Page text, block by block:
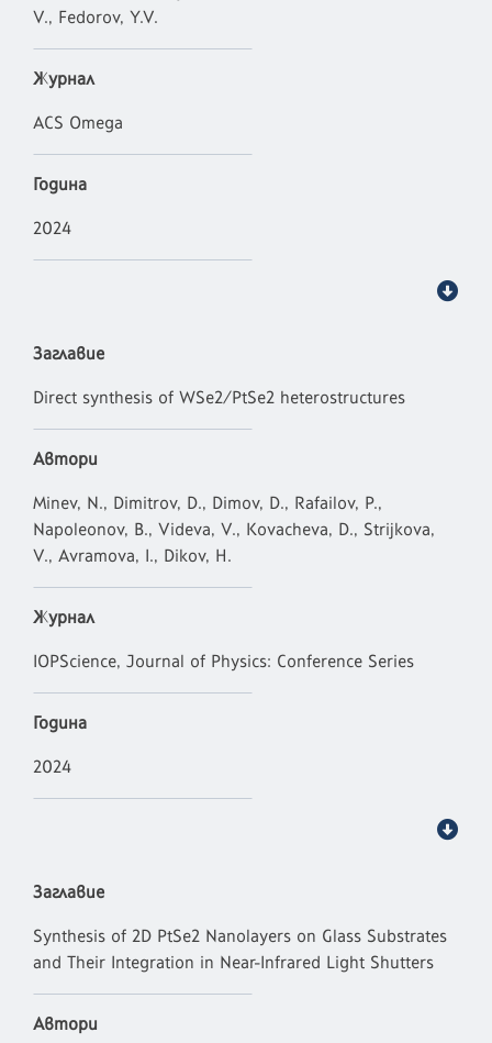
V., Fedorov, Y.V.
Журнал
ACS Omega
Година
2024
Заглавие
Direct synthesis of WSe2/PtSe2 heterostructures
Автори
Minev, N., Dimitrov, D., Dimov, D., Rafailov, P.,
Napoleonov, B., Videva, V., Kovacheva, D., Strijkova,
V., Avramova, I., Dikov, H.
Журнал
IOPScience, Journal of Physics: Conference Series
Година
2024
Заглавие
Synthesis of 2D PtSe2 Nanolayers on Glass Substrates
and Their Integration in Near-Infrared Light Shutters
Автори